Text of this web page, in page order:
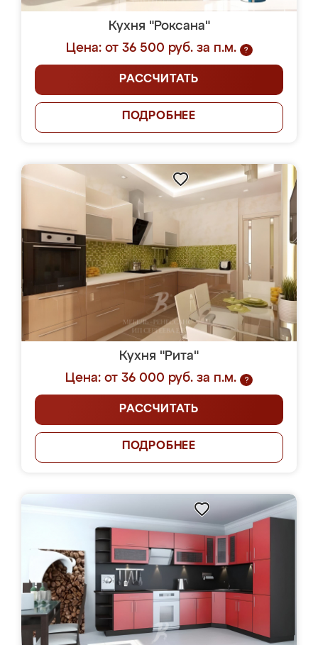
Кухня "Роксана"
Цена: от 36 500 руб. за п.м.
?
РАССЧИТАТЬ
ПОДРОБНЕЕ
Кухня "Рита"
Цена: от 36 000 руб. за п.м.
?
РАССЧИТАТЬ
ПОДРОБНЕЕ